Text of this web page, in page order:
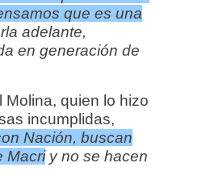
que es una
adelante,
en generación de
quien lo hizo
incumplidas,
Nación, buscan
Macriy no se hacen